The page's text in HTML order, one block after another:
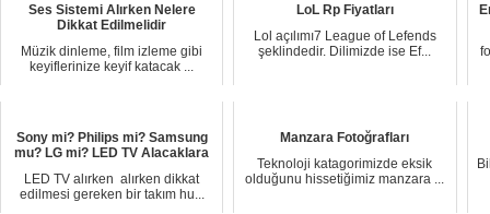
Ses Sistemi Alırken Nelere
Dikkat Edilmelidir
Müzik dinleme, film izleme gibi
keyiflerinize keyif katacak ...
LoL Rp Fiyatları
Lol açılımı7 League of Lefends
şeklindedir. Dilimizde ise Ef...
Sony mi? Philips mi? Samsung
mu? LG mi? LED TV Alacaklara
LED TV alırken alırken dikkat
edilmesi gereken bir takım hu...
Manzara Fotoğrafları
Teknoloji katagorimizde eksik
olduğunu hissetiğimiz manzara ...